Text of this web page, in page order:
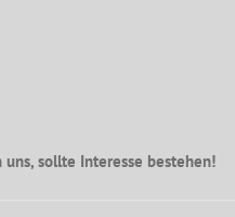
sollte Interesse bestehen!